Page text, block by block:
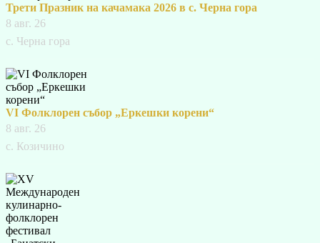
Трети Празник на качамака 2026 в с. Черна гора
8 авг. 26
с. Черна гора
VI Фолклорен събор „Еркешки корени“
8 авг. 26
с. Козичино